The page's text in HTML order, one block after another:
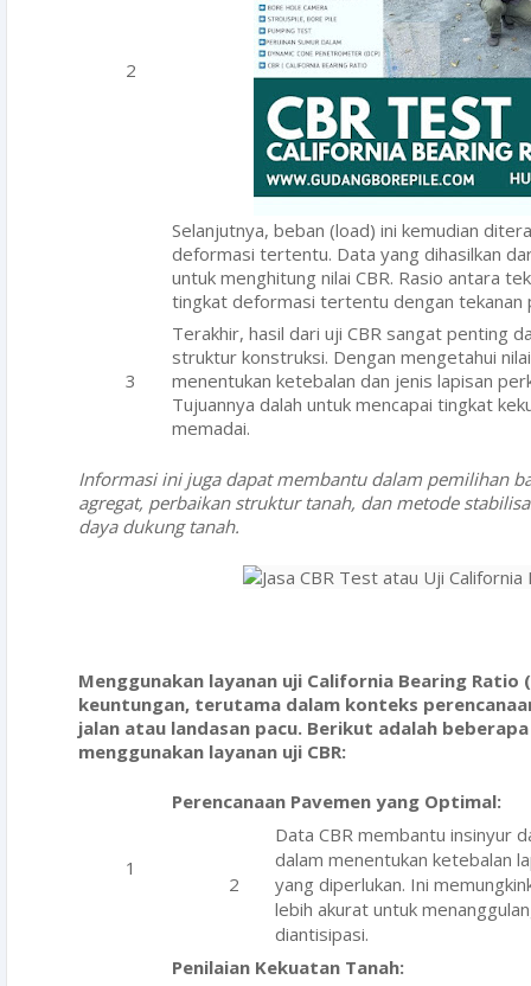
Selanjutnya, beban (load) ini kemudian
deformasi tertentu. Data yang dihasilkan
untuk menghitung nilai CBR. Rasio antara
tingkat deformasi tertentu dengan tekanan
Terakhir, hasil dari uji CBR sangat penting
struktur konstruksi. Dengan mengetahui
menentukan ketebalan dan jenis lapisan
Tujuannya dalah untuk mencapai tingkat
memadai.
Informasi ini juga dapat membantu dalam pemilihan
agregat, perbaikan struktur tanah, dan metode
daya dukung tanah.
Menggunakan layanan uji California Bearing Ratio
keuntungan, terutama dalam konteks
jalan atau landasan pacu. Berikut adalah
menggunakan layanan uji CBR:
Perencanaan Pavemen yang Optimal:
Data CBR membantu insinyur
dalam menentukan ketebalan
yang diperlukan. Ini
lebih akurat untuk
diantisipasi.
Penilaian Kekuatan Tanah: